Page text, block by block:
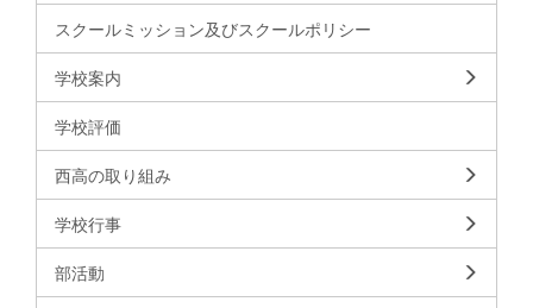
スクールミッション及びスクールポリシー
学校案内
学校評価
西高の取り組み
学校行事
部活動